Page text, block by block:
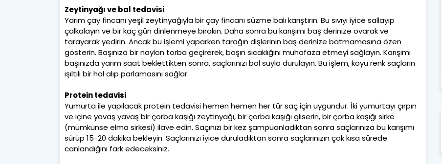
Zeytinyağı ve bal tedavisi
Yarım çay fincanı yeşil zeytinyağıyla bir çay fincanı süzme balı karıştırın. Bu sıvıyı iyice sallayıp
çalkalayın ve bir kaç gün dinlenmeye bırakın. Daha sonra bu karışımı baş derinize ovarak ve
tarayarak yedirin. Ancak bu işlemi yaparken tarağın dişlerinin baş derinize batmamasına özen
gösterin. Başınıza bir naylon torba geçirerek, başın sıcaklığını muhafaza etmeyi sağlayın. Karışımı
başınızda yarım saat beklettikten sonra, saçlarınızı bol suyla durulayın. Bu işlem, koyu renk saçların
ışıltılı bir hal alıp parlamasını sağlar.
Protein tedavisi
Yumurta ile yapılacak protein tedavisi hemen hemen her tür saç için uygundur. İki yumurtayı çırpın
ve içine yavaş yavaş bir çorba kaşığı zeytinyağı, bir çorba kaşığı gliserin, bir çorba kaşığı sirke
(mümkünse elma sirkesi) ilave edin. Saçınızı bir kez şampuanladıktan sonra saçlarınıza bu karışımı
sürüp 15-20 dakika bekleyin. Saçlarınızı iyice duruladıktan sonra saçlarınızın çok kısa sürede
canlandığını fark edeceksiniz.